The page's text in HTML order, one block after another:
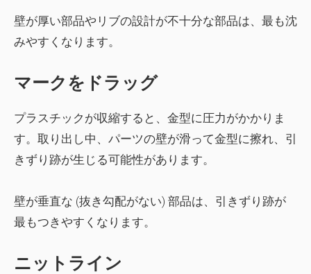
壁が厚い部品やリブの設計が不十分な部品は、最も沈
みやすくなります。
マークをドラッグ
プラスチックが収縮すると、金型に圧力がかかりま
す。取り出し中、パーツの壁が滑って金型に擦れ、引
きずり跡が生じる可能性があります。
壁が垂直な (抜き勾配がない) 部品は、引きずり跡が
最もつきやすくなります。
ニットライン